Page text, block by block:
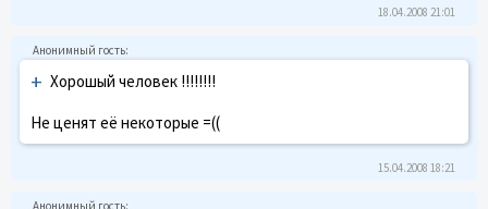
18.04.2008 21:01
+ Хорошый человек !!!!!!!!
Не ценят её некоторые =((
15.04.2008 18:21